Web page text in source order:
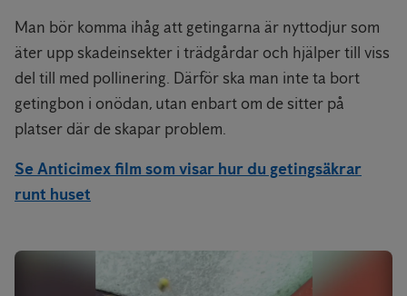
Man bör komma ihåg att getingarna är nyttodjur som
äter upp skadeinsekter i trädgårdar och hjälper till viss
del till med pollinering. Därför ska man inte ta bort
getingbon i onödan, utan enbart om de sitter på
platser där de skapar problem.
Se Anticimex film som visar hur du getingsäkrar
runt huset